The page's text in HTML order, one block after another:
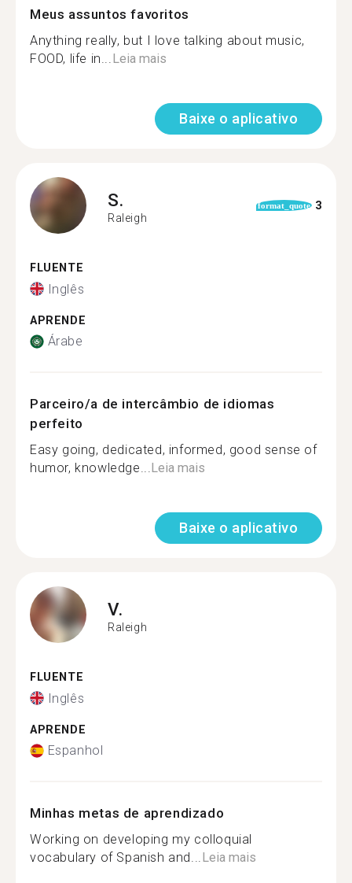
Meus assuntos favoritos
Anything really, but I love talking about music,
FOOD, life in...Leia mais
Baixe o aplicativo
S.
Raleigh
format_quote 3
FLUENTE
Inglês
APRENDE
Árabe
Parceiro/a de intercâmbio de idiomas
perfeito
Easy going, dedicated, informed, good sense of
humor, knowledge...Leia mais
Baixe o aplicativo
V.
Raleigh
FLUENTE
Inglês
APRENDE
Espanhol
Minhas metas de aprendizado
Working on developing my colloquial
vocabulary of Spanish and...Leia mais